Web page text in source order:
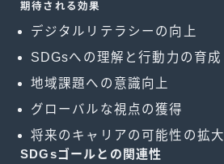
期待される効果
デジタルリテラシーの向上
SDGsへの理解と行動力の育成
地域課題への意識向上
グローバルな視点の獲得
将来のキャリアの可能性の拡大
SDGsゴールとの関連性